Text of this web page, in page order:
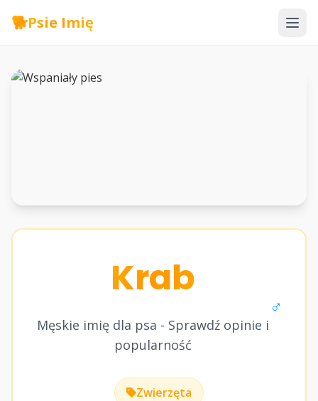
🐕Psie Imię
Krab
Męskie imię dla psa - Sprawdź opinie i
popularność
♂
Zwierzęta